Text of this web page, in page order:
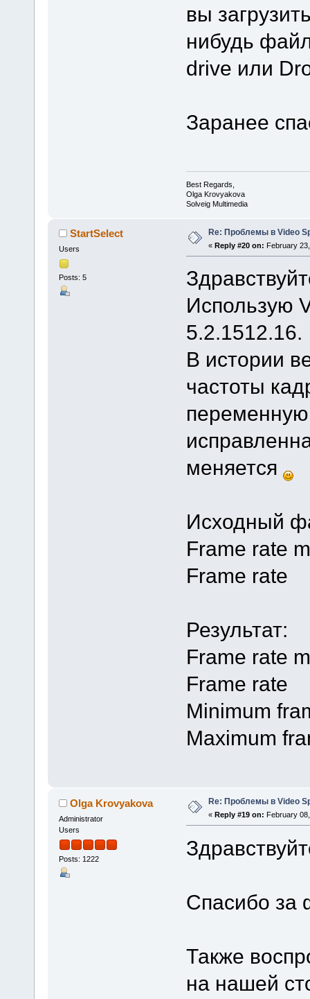
вы
нибудь
drive или
Заранее
Best Regards,
Olga Krovyakova
Solveig Multimedia
StartSelect
Users
Posts: 5
Re: Проблемы в Video
« Reply #20 on: February
Использую
5.2.1512.16.
В истории
частоты
меняется
Исходный
Frame rate
Frame
Результат:
Frame rate
Frame
Minimum
Maximum
Olga Krovyakova
Administrator
Users
Posts: 1222
Re: Проблемы в Video
« Reply #19 on: February
Спасибо за
Также
на нашей